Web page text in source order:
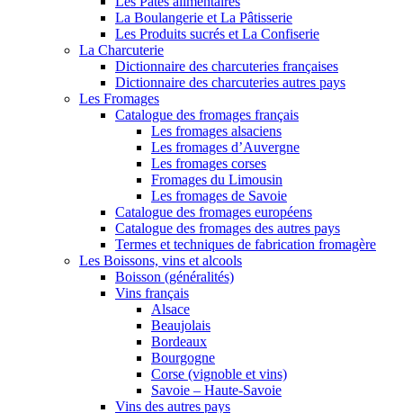
La Boulangerie et La Pâtisserie
Les Produits sucrés et La Confiserie
La Charcuterie
Dictionnaire des charcuteries françaises
Dictionnaire des charcuteries autres pays
Les Fromages
Catalogue des fromages français
Les fromages alsaciens
Les fromages d’Auvergne
Les fromages corses
Fromages du Limousin
Les fromages de Savoie
Catalogue des fromages européens
Catalogue des fromages des autres pays
Termes et techniques de fabrication fromagère
Les Boissons, vins et alcools
Boisson (généralités)
Vins français
Alsace
Beaujolais
Bordeaux
Bourgogne
Corse (vignoble et vins)
Savoie – Haute-Savoie
Vins des autres pays